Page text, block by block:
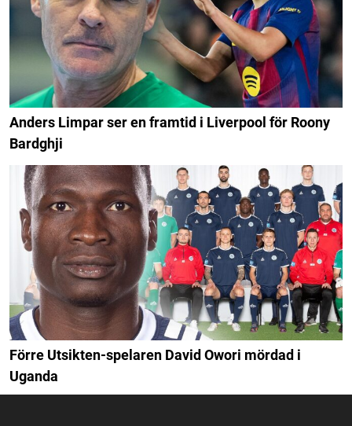
Anders Limpar ser en framtid i Liverpool för Roony
Bardghji
Förre Utsikten-spelaren David Owori mördad i
Uganda